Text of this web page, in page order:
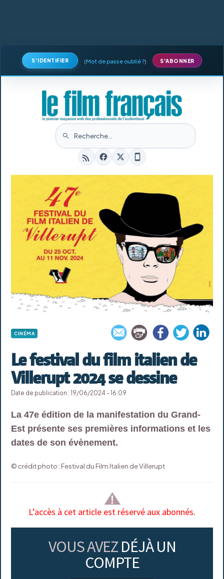
S'IDENTIFIER (Mot de passe oublié ?) S'ABONNER
CINÉMA
Le festival du film italien de
Villerupt 2024 se dessine
Date de publication : 19/06/2024 - 16:09
La 47e édition de la manifestation du Grand-
Est présente ses premières informations et les
dates de son évènement.
© crédit photo : Festival du Film Italien de Villerupt
L’accès à cet article est réservé aux abonnés.
VOUS AVEZ DÉJÀ UN
COMPTE